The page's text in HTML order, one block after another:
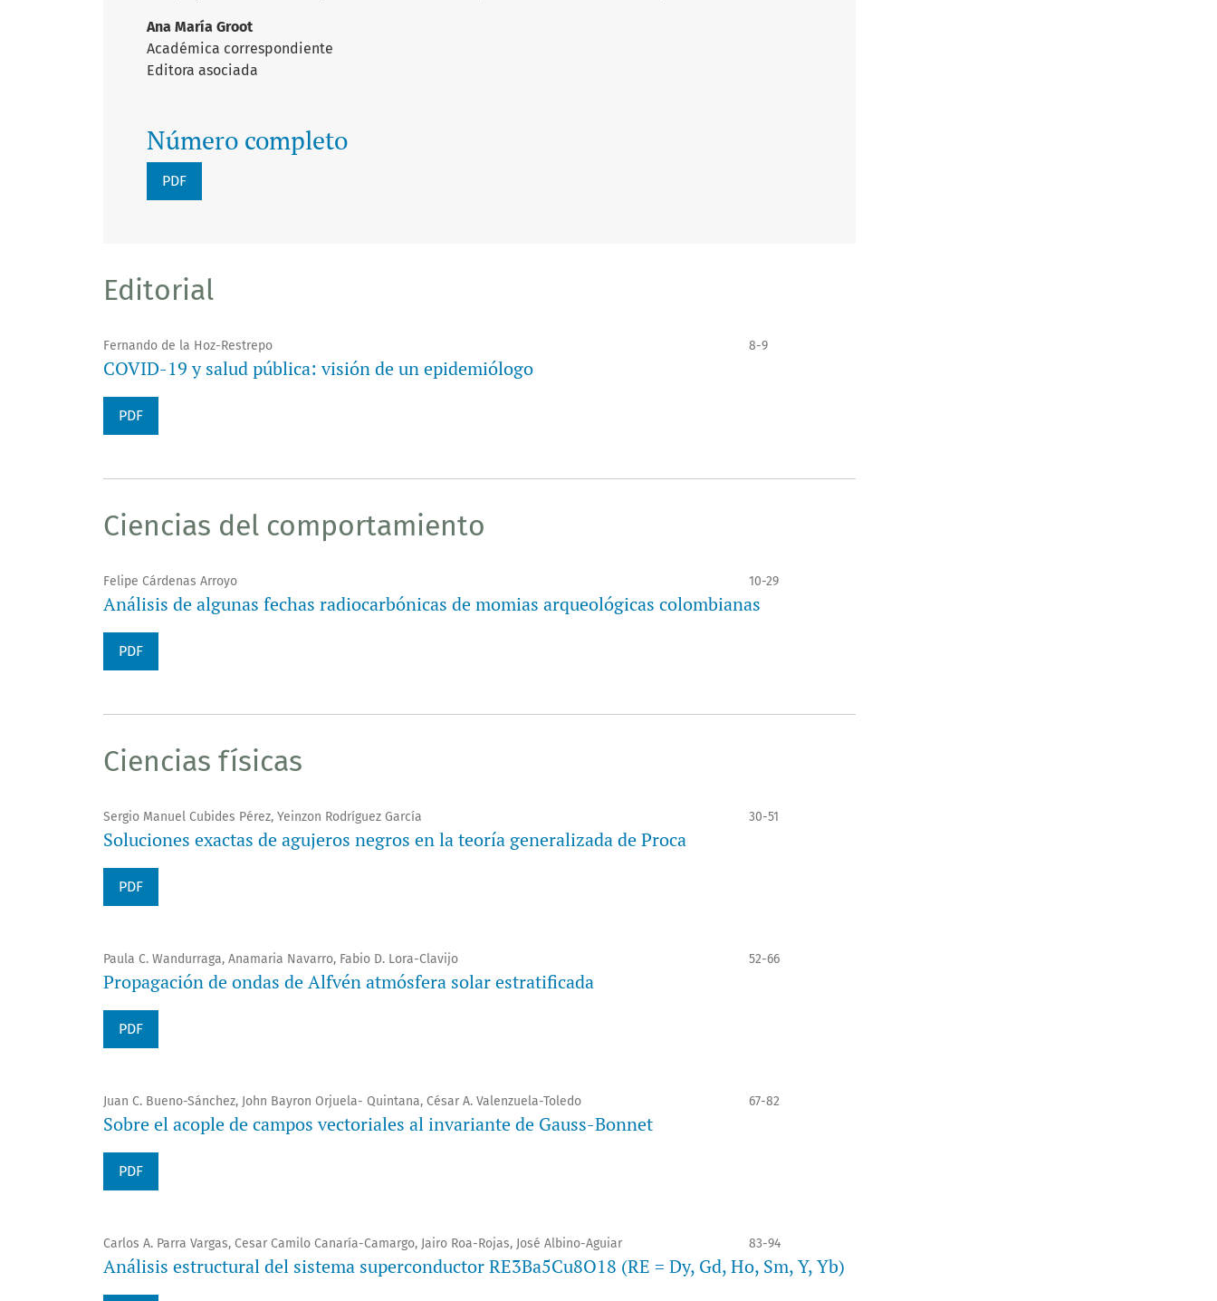
Ana María Groot
Académica correspondiente
Editora asociada
Número completo
PDF
Editorial
Fernando de la Hoz-Restrepo 8-9
COVID-19 y salud pública: visión de un epidemiólogo
PDF
Ciencias del comportamiento
Felipe Cárdenas Arroyo 10-29
Análisis de algunas fechas radiocarbónicas de momias arqueológicas colombianas
PDF
Ciencias físicas
Sergio Manuel Cubides Pérez, Yeinzon Rodríguez García 30-51
Soluciones exactas de agujeros negros en la teoría generalizada de Proca
PDF
Paula C. Wandurraga, Anamaria Navarro, Fabio D. Lora-Clavijo 52-66
Propagación de ondas de Alfvén atmósfera solar estratificada
PDF
Juan C. Bueno-Sánchez, John Bayron Orjuela- Quintana, César A. Valenzuela-Toledo 67-82
Sobre el acople de campos vectoriales al invariante de Gauss-Bonnet
PDF
Carlos A. Parra Vargas, Cesar Camilo Canaría-Camargo, Jairo Roa-Rojas, José Albino-Aguiar 83-94
Análisis estructural del sistema superconductor RE3Ba5Cu8O18 (RE = Dy, Gd, Ho, Sm, Y, Yb)